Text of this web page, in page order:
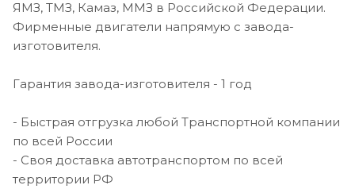
ЯМЗ, ТМЗ, Камаз, ММЗ в Российской Федерации.
Фирменные двигатели напрямую с завода-
изготовителя.
Гарантия завода-изготовителя - 1 год
- Быстрая отгрузка любой Транспортной компании
по всей России
- Своя доставка автотранспортом по всей
территории РФ